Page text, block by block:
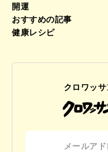
開運
おすすめの記事
健康レシピ
クロワッ